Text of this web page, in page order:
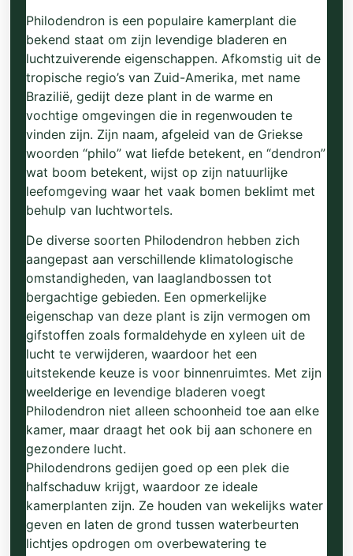
Philodendron is een populaire kamerplant die
bekend staat om zijn levendige bladeren en
luchtzuiverende eigenschappen. Afkomstig uit de
tropische regio’s van Zuid-Amerika, met name
Brazilië, gedijt deze plant in de warme en
vochtige omgevingen die in regenwouden te
vinden zijn. Zijn naam, afgeleid van de Griekse
woorden “philo” wat liefde betekent, en “dendron”
wat boom betekent, wijst op zijn natuurlijke
leefomgeving waar het vaak bomen beklimt met
behulp van luchtwortels.
De diverse soorten Philodendron hebben zich
aangepast aan verschillende klimatologische
omstandigheden, van laaglandbossen tot
bergachtige gebieden. Een opmerkelijke
eigenschap van deze plant is zijn vermogen om
gifstoffen zoals formaldehyde en xyleen uit de
lucht te verwijderen, waardoor het een
uitstekende keuze is voor binnenruimtes. Met zijn
weelderige en levendige bladeren voegt
Philodendron niet alleen schoonheid toe aan elke
kamer, maar draagt het ook bij aan schonere en
gezondere lucht.
Philodendrons gedijen goed op een plek die
halfschaduw krijgt, waardoor ze ideale
kamerplanten zijn. Ze houden van wekelijks water
geven en laten de grond tussen waterbeurten
lichtjes opdrogen om overbewatering te